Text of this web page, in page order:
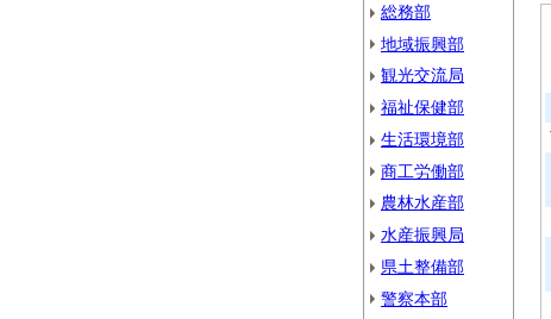
総務部
地域振興部
観光交流局
福祉保健部
生活環境部
商工労働部
農林水産部
水産振興局
県土整備部
警察本部